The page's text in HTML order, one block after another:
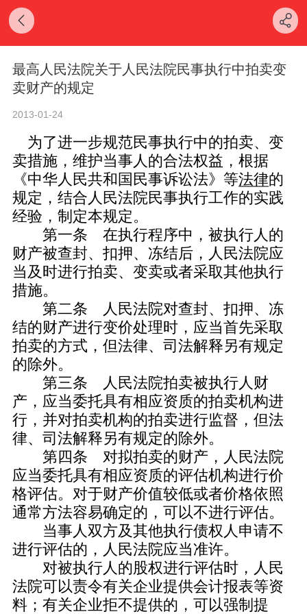
最高人民法院关于人民法院民事执行中拍卖变
卖财产的规定
2013-01-24
为了进一步规范民事执行中的拍卖、变
卖措施，维护当事人的合法权益，根据
《中华人民共和国民事诉讼法》等法律的
规定，结合人民法院民事执行工作的实践
经验，制定本规定。
第一条 在执行程序中，被执行人的
财产被查封、扣押、冻结后，人民法院应
当及时进行拍卖、变卖或者采取其他执行
措施。
第二条 人民法院对查封、扣押、冻
结的财产进行变价处理时，应当首先采取
拍卖的方式，但法律、司法解释另有规定
的除外。
第三条 人民法院拍卖被执行人财
产，应当委托具有相应资质的拍卖机构进
行，并对拍卖机构的拍卖进行监督，但法
律、司法解释另有规定的除外。
第四条 对拟拍卖的财产，人民法院
应当委托具有相应资质的评估机构进行价
格评估。对于财产价值较低或者价格依照
通常方法容易确定的，可以不进行评估。
当事人双方及其他执行债权人申请不
进行评估的，人民法院应当准许。
对被执行人的股权进行评估时，人民
法院可以责令有关企业提供会计报表等资
料；有关企业拒不提供的，可以强制提